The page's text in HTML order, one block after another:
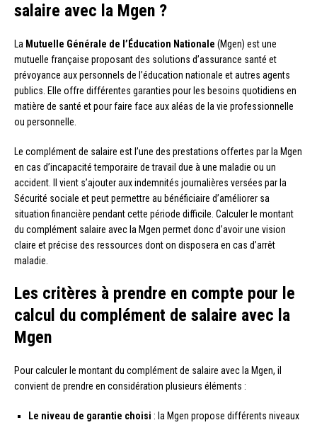
salaire avec la Mgen ?
La Mutuelle Générale de l’Éducation Nationale (Mgen) est une
mutuelle française proposant des solutions d’assurance santé et
prévoyance aux personnels de l’éducation nationale et autres agents
publics. Elle offre différentes garanties pour les besoins quotidiens en
matière de santé et pour faire face aux aléas de la vie professionnelle
ou personnelle.
Le complément de salaire est l’une des prestations offertes par la Mgen
en cas d’incapacité temporaire de travail due à une maladie ou un
accident. Il vient s’ajouter aux indemnités journalières versées par la
Sécurité sociale et peut permettre au bénéficiaire d’améliorer sa
situation financière pendant cette période difficile. Calculer le montant
du complément salaire avec la Mgen permet donc d’avoir une vision
claire et précise des ressources dont on disposera en cas d’arrêt
maladie.
Les critères à prendre en compte pour le
calcul du complément de salaire avec la
Mgen
Pour calculer le montant du complément de salaire avec la Mgen, il
convient de prendre en considération plusieurs éléments :
Le niveau de garantie choisi : la Mgen propose différents niveaux